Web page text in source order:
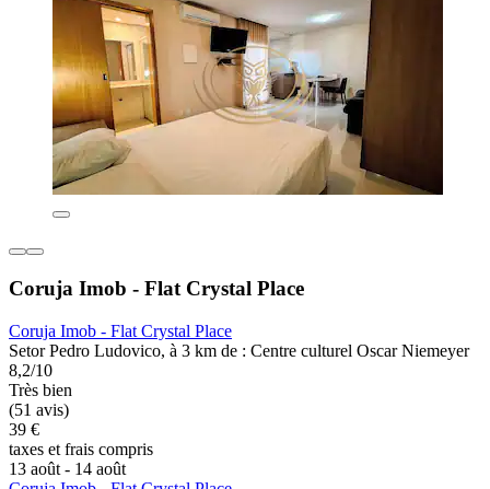
Coruja Imob - Flat Crystal Place
Coruja Imob - Flat Crystal Place
Setor Pedro Ludovico, à 3 km de : Centre culturel Oscar Niemeyer
8,2/10
Très bien
(51 avis)
39 €
taxes et frais compris
13 août - 14 août